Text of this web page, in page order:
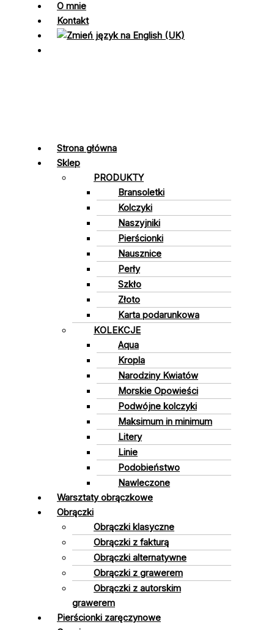
O mnie
Kontakt
Strona główna
Sklep
PRODUKTY
Bransoletki
Kolczyki
Naszyjniki
Pierścionki
Nausznice
Perły
Szkło
Złoto
Karta podarunkowa
KOLEKCJE
Aqua
Kropla
Narodziny Kwiatów
Morskie Opowieści
Podwójne kolczyki
Maksimum in minimum
Litery
Linie
Podobieństwo
Nawleczone
Warsztaty obrączkowe
Obrączki
Obrączki klasyczne
Obrączki z fakturą
Obrączki alternatywne
Obrączki z grawerem
Obrączki z autorskim
grawerem
Pierścionki zaręczynowe